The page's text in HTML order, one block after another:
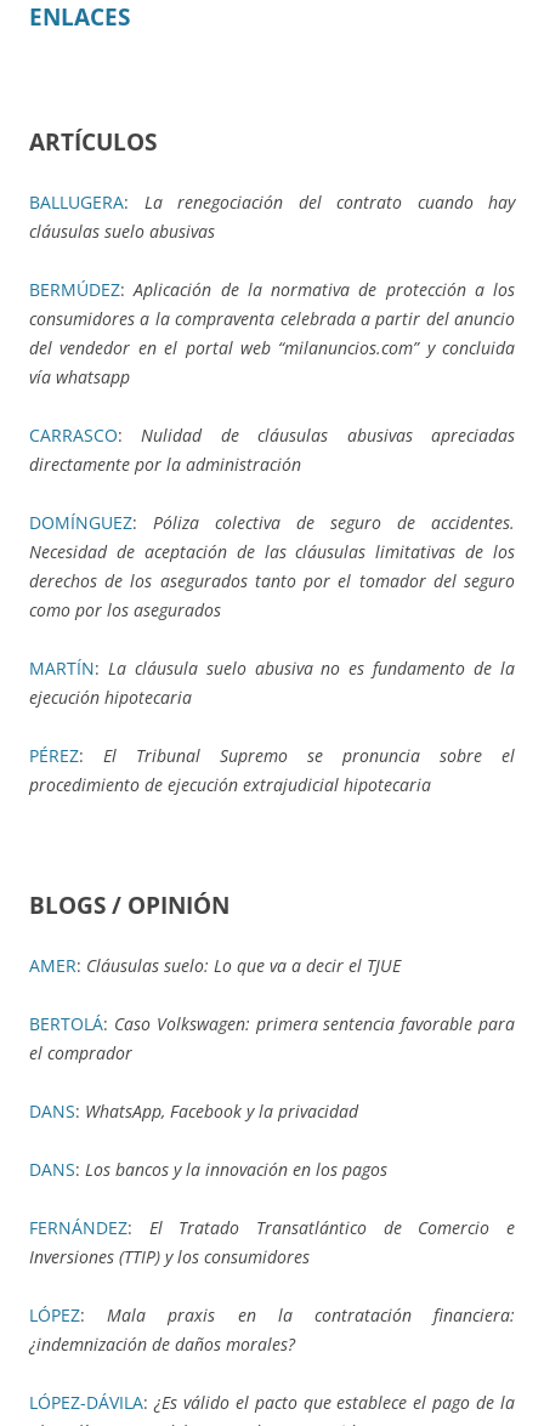
ENLACES
ARTÍCULOS
BALLUGERA: La renegociación del contrato cuando hay
cláusulas suelo abusivas
BERMÚDEZ:Aplicación de la normativa de protección a los
consumidores a la compraventa celebrada a partir del anuncio
del vendedor en el portal web “milanuncios.com” y concluida
vía whatsapp
CARRASCO:Nulidad de cláusulas abusivas apreciadas
directamente por la administración
DOMÍNGUEZ: Póliza colectiva de seguro de accidentes.
Necesidad de aceptación de las cláusulas limitativas de los
derechos de los asegurados tanto por el tomador del seguro
como por los asegurados
MARTÍN: La cláusula suelo abusiva no es fundamento de la
ejecución hipotecaria
PÉREZ: El Tribunal Supremo se pronuncia sobre el
procedimiento de ejecución extrajudicial hipotecaria
BLOGS / OPINIÓN
AMER: Cláusulas suelo: Lo que va a decir el TJUE
BERTOLÁ: Caso Volkswagen: primera sentencia favorable para
el comprador
DANS: WhatsApp, Facebook y la privacidad
DANS: Los bancos y la innovación en los pagos
FERNÁNDEZ: El Tratado Transatlántico de Comercio e
Inversiones (TTIP) y los consumidores
LÓPEZ:Mala praxis en la contratación financiera:
¿indemnización de daños morales?
LÓPEZ-DÁVILA: ¿Es válido el pacto que establece el pago de la